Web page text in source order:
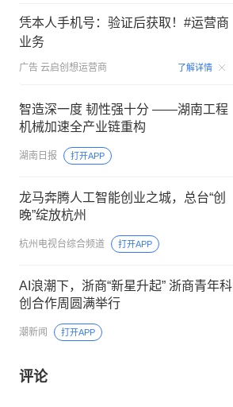
凭本人手机号：验证后获取！#运营商
业务
广告 云启创想运营商 了解详情
智造深一度 韧性强十分 ——湖南工程
机械加速全产业链重构
湖南日报 打开APP
龙马奔腾人工智能创业之城，总台“创
晚”绽放杭州
杭州电视台综合频道 打开APP
AI浪潮下，浙商“新星升起” 浙商青年科
创合作周圆满举行
潮新闻 打开APP
评论